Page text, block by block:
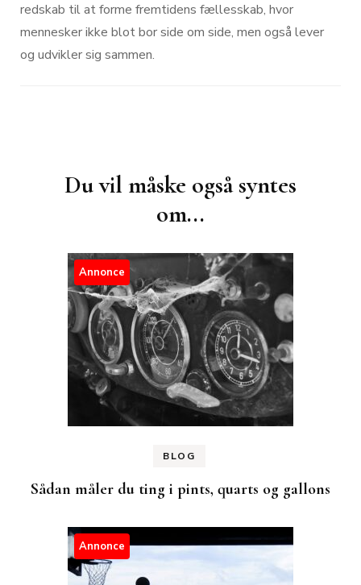
redskab til at forme fremtidens fællesskab, hvor
mennesker ikke blot bor side om side, men også lever
og udvikler sig sammen.
Du vil måske også syntes
om...
Annonce
BLOG
Sådan måler du ting i pints, quarts og gallons
Annonce